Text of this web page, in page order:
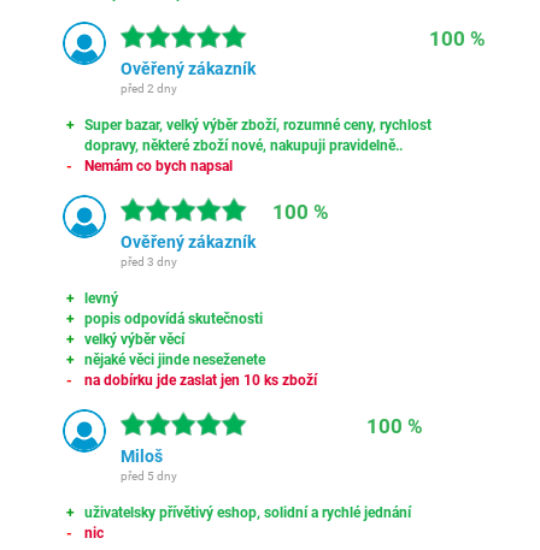
100 %
Ověřený zákazník
před 2 dny
Super bazar, velký výběr zboží, rozumné ceny, rychlost
dopravy, některé zboží nové, nakupuji pravidelně..
Nemám co bych napsal
100 %
Ověřený zákazník
před 3 dny
levný
popis odpovídá skutečnosti
velký výběr věcí
nějaké věci jinde neseženete
na dobírku jde zaslat jen 10 ks zboží
100 %
Miloš
před 5 dny
uživatelsky přívětivý eshop, solidní a rychlé jednání
nic